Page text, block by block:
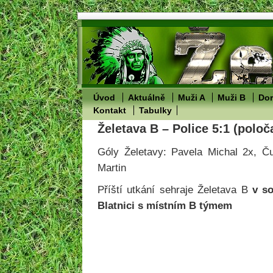
Úvod Aktuálně Muži A Muži B
Kontakt
Tabulky
Želetava B – Police 5:1
Góly Želetavy: Pavela Michal 2x,
Martin
Příští utkání sehraje Želetava B v
Blatnici s místním B týmem